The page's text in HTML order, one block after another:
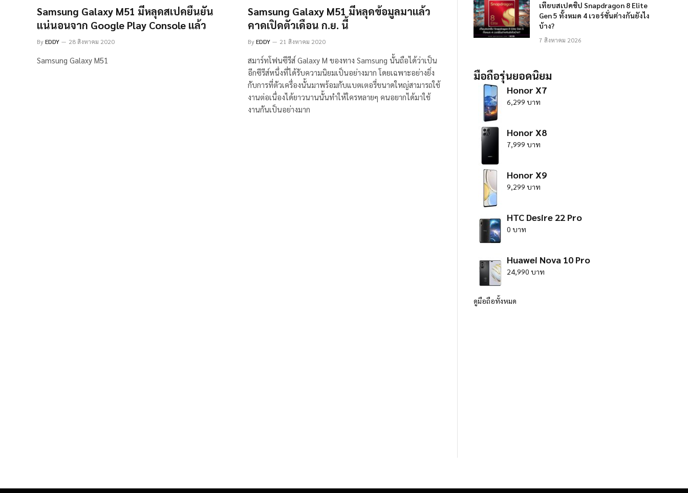
Samsung Galaxy M51 มีหลุดสเปคยืนยัน
แน่นอนจาก Google Play Console แล้ว
ByEDDY 28 สิงหาคม 2020
Samsung Galaxy M51
Samsung Galaxy M51 มีหลุดข้อมูลมาแล้ว
คาดเปิดตัวเดือน ก.ย. นี้
ByEDDY 21 สิงหาคม 2020
สมาร์ทโฟนซีรีส์ Galaxy M ของทาง Samsung นั้นถือได้ว่าเป็น
อีกซีรีส์หนึ่งที่ได้รับความนิยมเป็นอย่างมาก โดยเฉพาะอย่างยิ่ง
กับการที่ตัวเครื่องนั้นมาพร้อมกับแบตเตอรี่ขนาดใหญ่สามารถใช้
งานต่อเนื่องได้ยาวนานนั้นทำให้ใครหลายๆ คนอยากได้มาใช้
งานกันเป็นอย่างมาก
เทียบสเปคชิป Snapdragon 8 Elite
Gen 5 ทั้งหมด 4 เวอร์ชั่นต่างกันยังไง
บ้าง?
7 สิงหาคม 2026
มือถือรุ่นยอดนิยม
Honor X7
6,299 บาท
Honor X8
7,999 บาท
Honor X9
9,299 บาท
HTC Desire 22 Pro
0 บาท
Huawei Nova 10 Pro
24,990 บาท
ดูมือถือทั้งหมด